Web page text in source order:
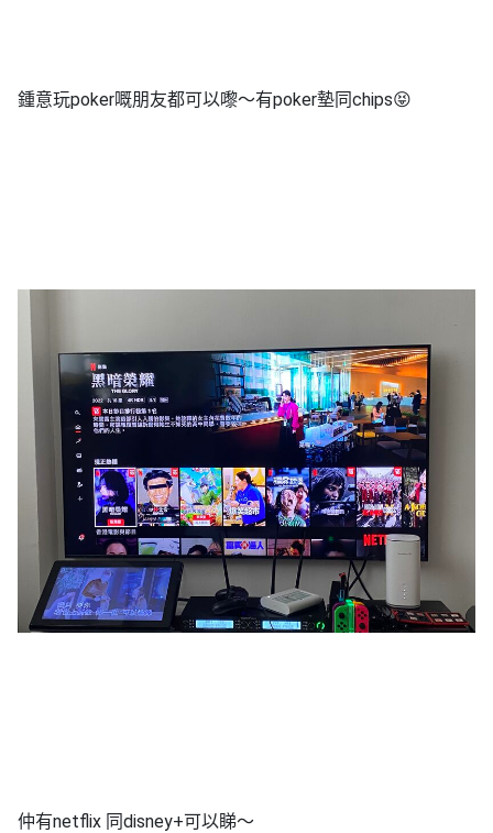
鍾意玩poker嘅朋友都可以嚟‌‌～有poker墊同chips😝
仲有netflix 同disney+可以睇‌～